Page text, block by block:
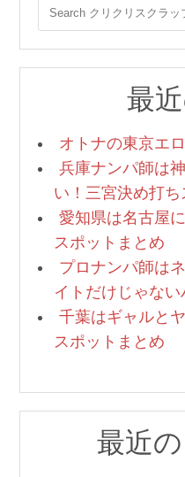
最
オトナの東京エ
兵庫ナンパ師は
い！三宮決め打
愛知県は名古屋
スポットまとめ
プロナンパ師は
イトだけじゃな
千葉はギャルと
スポットまとめ
最近